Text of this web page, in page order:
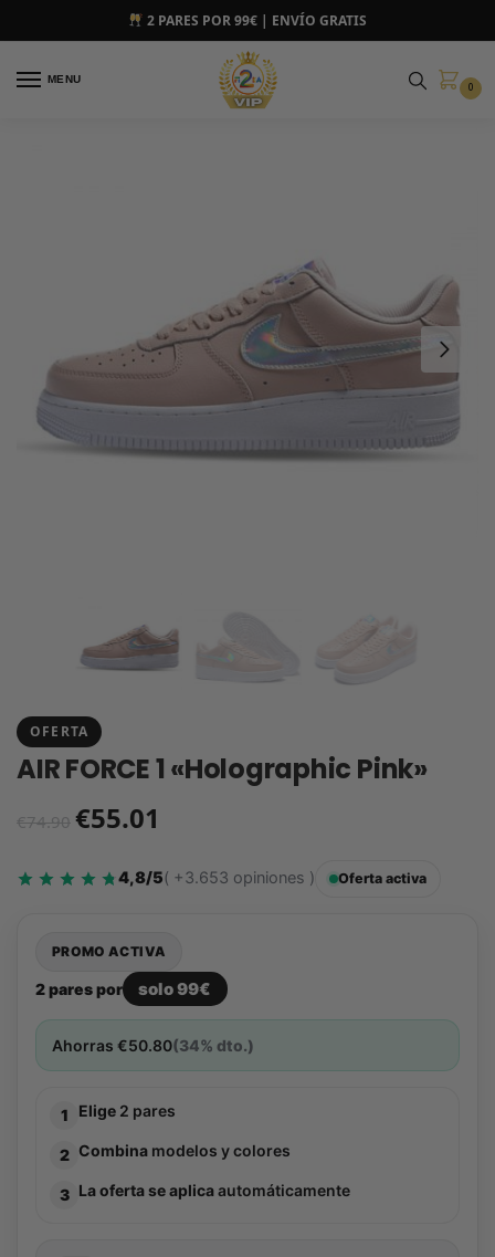
2 PARES POR 99€ | ENVÍO GRATIS
MENU
0
OFERTA
AIR FORCE 1 «Holographic Pink»
€74.90 €55.01
4,8/5( +3.653 opiniones ) Oferta activa
PROMO ACTIVA
2 pares por solo 99€
Ahorras €50.80(34% dto.)
1 Elige 2 pares
2 Combina modelos y colores
3 La oferta se aplicaautomáticamente